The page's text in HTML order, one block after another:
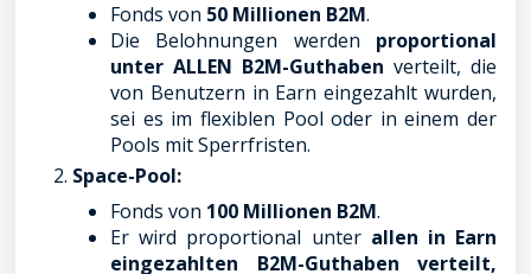
Fonds von 50 Millionen B2M.
Die Belohnungen werden proportional
unter ALLEN B2M-Guthaben verteilt, die
von Benutzern in Earn eingezahlt wurden,
sei es im flexiblen Pool oder in einem der
Pools mit Sperrfristen.
Space-Pool:
Fonds von 100 Millionen B2M.
Er wird proportional unter allen in Earn
eingezahlten B2M-Guthaben verteilt,